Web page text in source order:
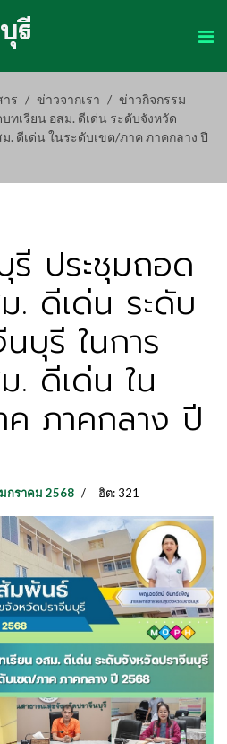
ร ข่าวจากเรา
ข่าวกิจกรรม
ทเรียน อสม. ดีเด่น ระดับจังหวัด
. ดีเด่น ในระดับเขต/ภาค ภาคกลาง ปี
รี ประชุมถอด
. ดีเด่น ระดับ
บุรี ในการ
. ดีเด่น ใน
ค ภาคกลาง ปี
กราคม 2568 ฮิต: 321